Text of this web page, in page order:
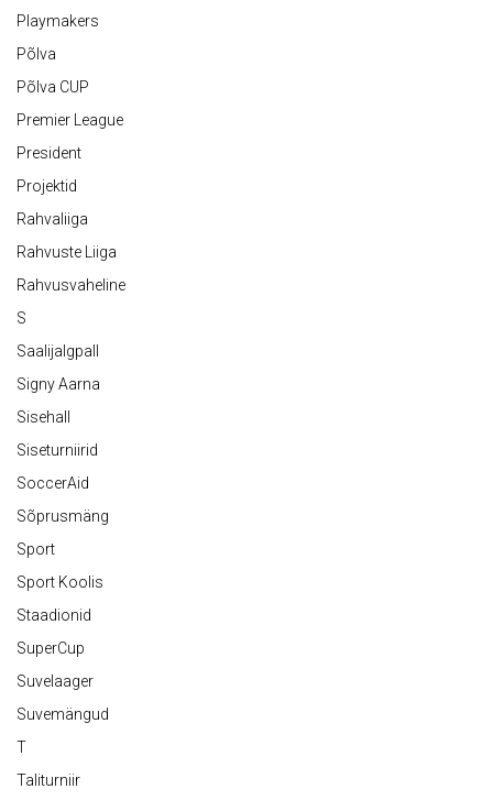
Playmakers
Põlva
Põlva CUP
Premier League
President
Projektid
Rahvaliiga
Rahvuste Liiga
Rahvusvaheline
S
Saalijalgpall
Signy Aarna
Sisehall
Siseturniirid
SoccerAid
Sõprusmäng
Sport
Sport Koolis
Staadionid
SuperCup
Suvelaager
Suvemängud
T
Taliturniir